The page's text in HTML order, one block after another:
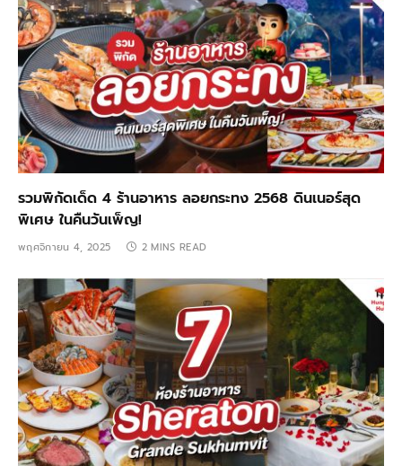
รวมพิกัดเด็ด 4 ร้านอาหาร ลอยกระทง 2568 ดินเนอร์สุด
พิเศษ ในคืนวันเพ็ญ!
พฤศจิกายน 4, 2025 2 MINS READ